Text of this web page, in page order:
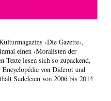
›Die Gazette‹,
einen ›Moralisten der
Texte lesen sich so zupackend,
Encyclopédie von Diderot und
Sudeleien von 2006 bis 2014